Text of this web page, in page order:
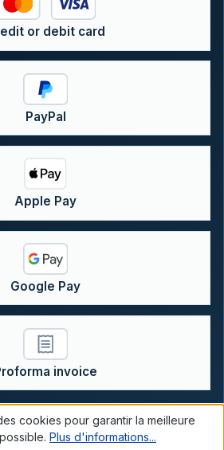
or debit card
PayPal
Apple Pay
Google Pay
invoice
cookies pour garantir la meilleure
Plus d'informations...